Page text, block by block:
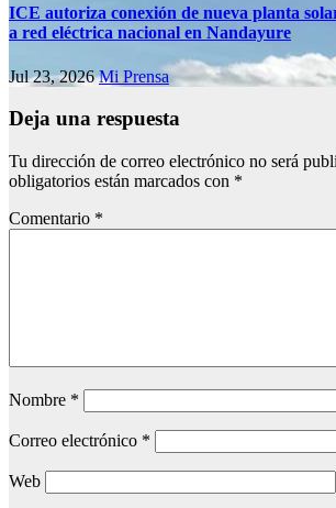
ICE autoriza conexión de nueva planta
a red eléctrica nacional en Nandayure
Jul 23, 2026Mi Prensa
Deja una respuesta
Tu dirección de correo electrónico no será
obligatorios están marcados con *
Comentario *
Nombre *
Correo electrónico *
Web